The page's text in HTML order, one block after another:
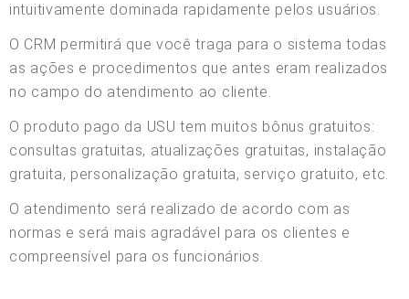
intuitivamente dominada rapidamente pelos usuários.
O CRM permitirá que você traga para o sistema todas
as ações e procedimentos que antes eram realizados
no campo do atendimento ao cliente.
O produto pago da USU tem muitos bônus gratuitos:
consultas gratuitas, atualizações gratuitas, instalação
gratuita, personalização gratuita, serviço gratuito, etc.
O atendimento será realizado de acordo com as
normas e será mais agradável para os clientes e
compreensível para os funcionários.